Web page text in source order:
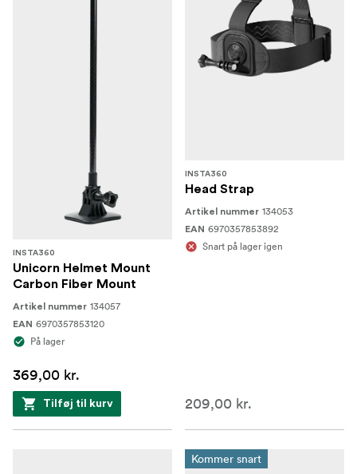
INSTA360
Unicorn Helmet Mount
Carbon Fiber Mount
Artikel nummer 134057
EAN 6970357853120
På lager
369,00 kr.
Tilføj til kurv
INSTA360
Head Strap
Artikel nummer 134053
EAN 6970357853892
Snart på lager igen
209,00 kr.
Kommer snart